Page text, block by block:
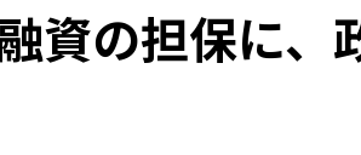
資の担保に、